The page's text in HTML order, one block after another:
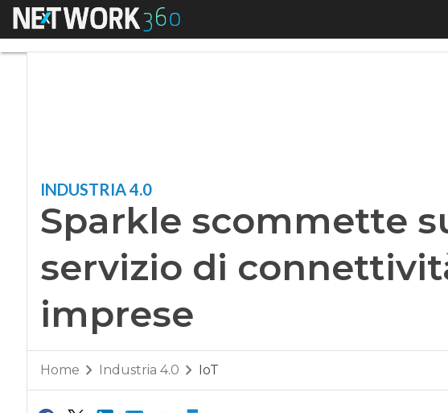
Menu
INDUSTRIA 4.0
Sparkle scommette
servizio di
imprese
Home Industria 4.0 IoT